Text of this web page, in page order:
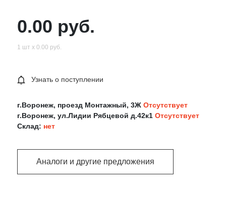
0.00 руб.
1 шт х 0.00 руб.
Узнать о поступлении
г.Воронеж, проезд Монтажный, 3Ж Отсутствует
г.Воронеж, ул.Лидии Рябцевой д.42к1 Отсутствует
Склад: нет
Аналоги и другие предложения